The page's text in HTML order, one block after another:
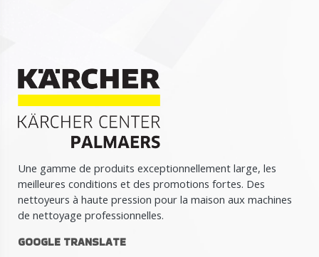
Une gamme de produits exceptionnellement large, les
meilleures conditions et des promotions fortes. Des
nettoyeurs à haute pression pour la maison aux machines
de nettoyage professionnelles.
GOOGLE TRANSLATE